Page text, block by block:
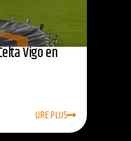
Vigo en
LIRE PLUS